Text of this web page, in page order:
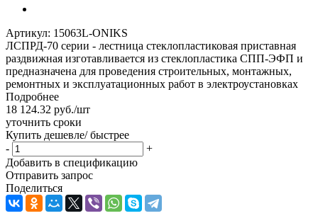
Артикул: 15063L-ONIKS
ЛСПРД-70 серии - лестница стеклопластиковая приставная
раздвижная изготавливается из стеклопластика СПП-ЭФП и
предназначена для проведения строительных, монтажных,
ремонтных и эксплуатационных работ в электроустановках
Подробнее
18 124.32 руб./шт
уточнить сроки
Купить дешевле/ быстрее
-
+
Добавить в спецификацию
Отправить запрос
Поделиться